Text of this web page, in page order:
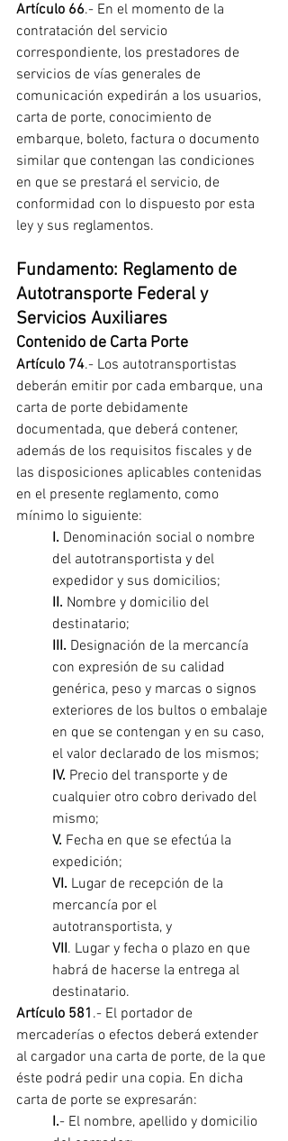
Artículo 66.- En el momento de la
contratación del servicio
correspondiente, los prestadores de
servicios de vías generales de
comunicación expedirán a los usuarios,
carta de porte, conocimiento de
embarque, boleto, factura o documento
similar que contengan las condiciones
en que se prestará el servicio, de
conformidad con lo dispuesto por esta
ley y sus reglamentos.
Fundamento: Reglamento de
Autotransporte Federal y
Servicios Auxiliares
Contenido de Carta Porte
Artículo 74.- Los autotransportistas
deberán emitir por cada embarque, una
carta de porte debidamente
documentada, que deberá contener,
además de los requisitos fiscales y de
las disposiciones aplicables contenidas
en el presente reglamento, como
mínimo lo siguiente:
I. Denominación social o nombre
del autotransportista y del
expedidor y sus domicilios;
II. Nombre y domicilio del
destinatario;
III. Designación de la mercancía
con expresión de su calidad
genérica, peso y marcas o signos
exteriores de los bultos o embalaje
en que se contengan y en su caso,
el valor declarado de los mismos;
IV. Precio del transporte y de
cualquier otro cobro derivado del
mismo;
V. Fecha en que se efectúa la
expedición;
VI. Lugar de recepción de la
mercancía por el
autotransportista, y
VII. Lugar y fecha o plazo en que
habrá de hacerse la entrega al
destinatario.
Artículo 581 .- El portador de
mercaderías o efectos deberá extender
al cargador una carta de porte, de la que
éste podrá pedir una copia. En dicha
carta de porte se expresarán:
I.- El nombre, apellido y domicilio